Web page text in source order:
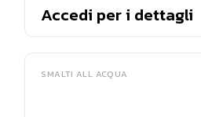
Accedi per i dettagli
SMALTI ALL ACQUA